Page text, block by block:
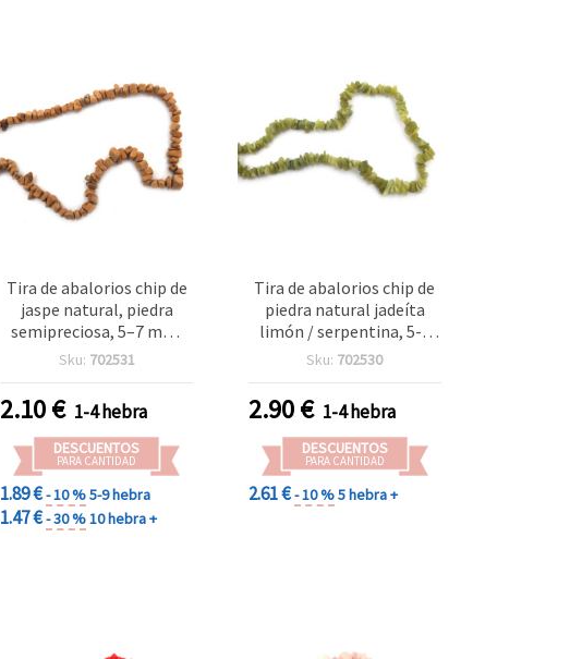
Tira de abalorios chip de
jaspe natural, piedra
semipreciosa, 5–7 mm,
~90 cm, para bisutería y
Sku: 702531
2.10€ 1-4 hebra
DESCUENTOS
PARA CANTIDAD
1.89 €- 10 %5-9 hebra
1.47 €- 30 %10 hebra +
Tira de abalorios chip de
piedra natural jadeíta
limón / serpentina, 5-7
mm, aprox. 90 cm
Sku: 702530
2.90€ 1-4 hebra
DESCUENTOS
PARA CANTIDAD
2.61 €- 10 %5 hebra +